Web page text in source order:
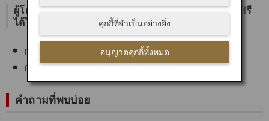
ผู้โดยสารจากทุกชั้นโดยสารสามารถใช้บริการ Wi-Fi ฟรี
ได้ไม่จำกัด
การส่งและรับข้อความตัวอักษรและภาพถ่าย
การท่องเว็บและโซเชียลมีเดีย
คำถามที่พบบ่อย
อนุญาตคุกกี้ทั้งหมด
คุกกี้ที่จำเป็นอย่างยิ่ง